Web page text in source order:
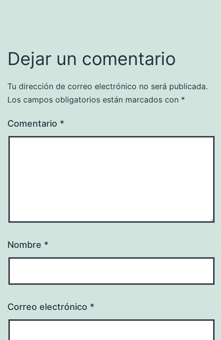
Dejar un comentario
Tu dirección de correo electrónico no será publicada.
Los campos obligatorios están marcados con *
Comentario *
Nombre *
Correo electrónico *